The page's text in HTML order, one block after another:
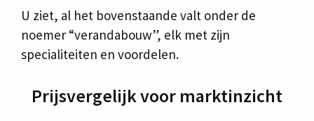
U ziet, al het bovenstaande valt onder de
noemer “verandabouw”, elk met zijn
specialiteiten en voordelen.
Prijsvergelijk voor marktinzicht